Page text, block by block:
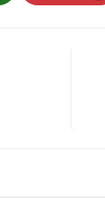
Pinterest